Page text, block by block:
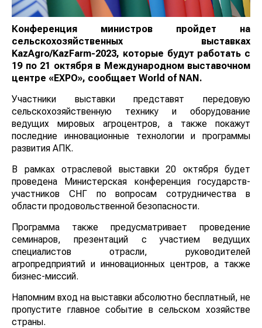
Конференция министров пройдет на
сельскохозяйственных выставках
KazAgro/KazFarm-2023, которые будут работать с
19 по 21 октября в Международном выставочном
центре «EXPO», сообщает World of NAN.
Участники выставки представят передовую
сельскохозяйственную технику и оборудование
ведущих мировых агроцентров, а также покажут
последние инновационные технологии и программы
развития АПК.
В рамках отраслевой выставки 20 октября будет
проведена Министерская конференция государств-
участников СНГ по вопросам сотрудничества в
области продовольственной безопасности.
Программа также предусматривает проведение
семинаров, презентаций с участием ведущих
специалистов отрасли, руководителей
агропредприятий и инновационных центров, а также
бизнес-миссий.
Напомним вход на выставки абсолютно бесплатный, не
пропустите главное событие в сельском хозяйстве
страны.